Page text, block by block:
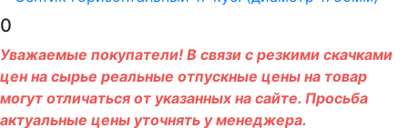
0
Уважаемые покупатели! В связи с резкими скачками
цен на сырье реальные отпускные цены на товар
могут отличаться от указанных на сайте. Просьба
актуальные цены уточнять у менеджера.